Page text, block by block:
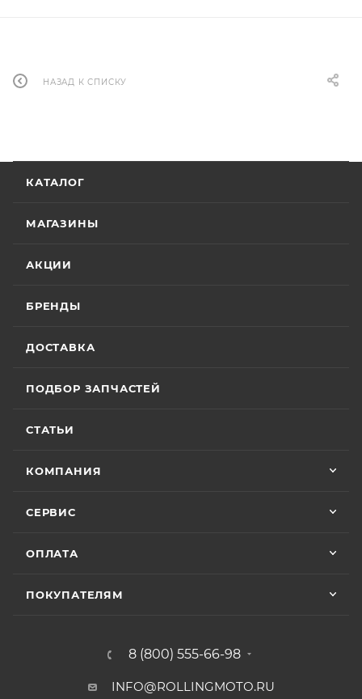
НАЗАД К СПИСКУ
КАТАЛОГ
МАГАЗИНЫ
АКЦИИ
БРЕНДЫ
ДОСТАВКА
ПОДБОР ЗАПЧАСТЕЙ
СТАТЬИ
КОМПАНИЯ
СЕРВИС
ОПЛАТА
ПОКУПАТЕЛЯМ
8 (800) 555-66-98
INFO@ROLLINGMOTO.RU